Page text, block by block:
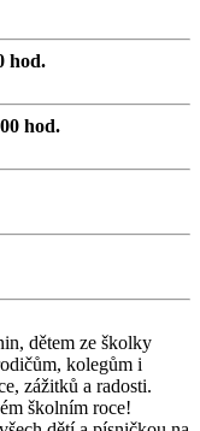
hod.
hod.
dětem ze školky
kolegům i
zážitků a radosti.
školním roce!